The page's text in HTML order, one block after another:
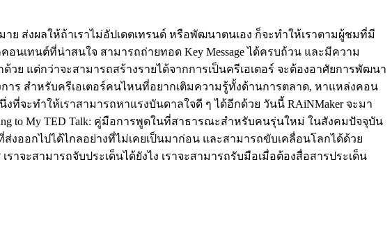
ย ส่งผลให้ถ้าเราไม่อัปเดตเทรนด์ หรือพัฒนาตนเอง ก็จะทำให้เราตามผู้ชมที่มี
นเทนต์ที่น่าสนใจ สามารถถ่ายทอด Key Message ได้ครบถ้วน และมีความ
ย แต่กว่าจะสามารถสร้างรายได้จากการเป็นครีเอเตอร์ จะต้องอาศัยการพัฒนา
าร สำหรับครีเอเตอร์คนไหนที่อยากเติมความรู้ทั้งด้านการตลาด, หาแหล่งคอน
จะทำให้เราสามารถหาแรงบันดาลใจดี ๆ ได้อีกด้วย วันนี้ RAiNMaker จะมา
to My TED Talk: คู่มือการพูดในที่สาธารณะสำหรับคนรุ่นใหม่ ในสังคมปัจจุบัน
งออกไปได้ไกลอย่างที่ไม่เคยเป็นมาก่อน และสามารถขับเคลื่อนโลกได้ด้วย
าจะสามารถจับประเด็นได้ยังไง เราจะสามารถรับมือเมื่อต้องสื่อสารประเด็น